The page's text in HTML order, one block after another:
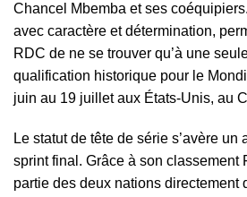
Chancel Mbemba et ses
avec caractère et détermination,
RDC de ne se trouver qu’à une
qualification historique pour le
juin au 19 juillet aux États-Unis, au
Le statut de tête de série s’avère un
sprint final. Grâce à son classement
partie des deux nations directement